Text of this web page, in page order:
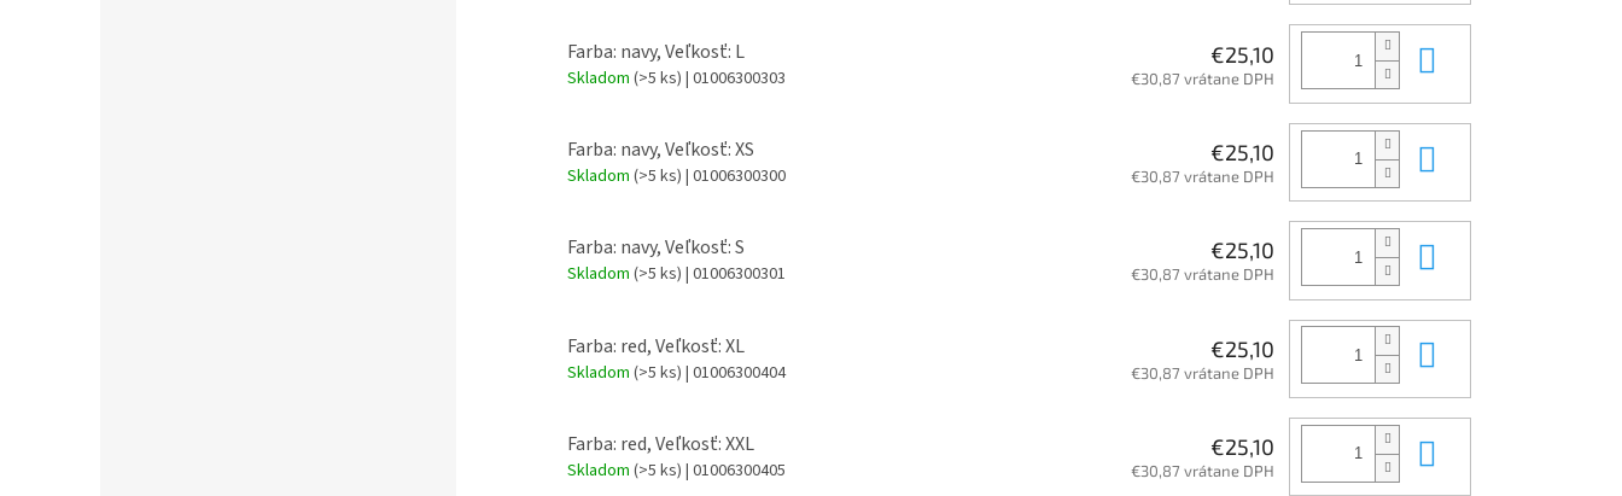
Farba: navy, Veľkosť: L
Skladom (>5 ks) | 01006300303
€25,10
€30,87 vrátane DPH
Farba: navy, Veľkosť: XS
Skladom (>5 ks) | 01006300300
€25,10
€30,87 vrátane DPH
Farba: navy, Veľkosť: S
Skladom (>5 ks) | 01006300301
€25,10
€30,87 vrátane DPH
Farba: red, Veľkosť: XL
Skladom (>5 ks) | 01006300404
€25,10
€30,87 vrátane DPH
Farba: red, Veľkosť: XXL
Skladom (>5 ks) | 01006300405
€25,10
€30,87 vrátane DPH